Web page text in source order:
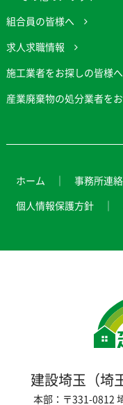
組合員の皆様へ
求人求職情報
施工業者をお探しの皆様へ
産業廃棄物の処分業者を
ホーム 事務所連
個人情報保護方針
建設埼玉（埼
本部：〒331-0812